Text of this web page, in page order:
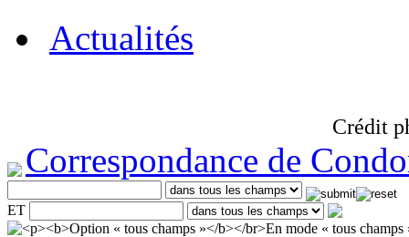
Actualités
Crédit
Correspondance de
ET